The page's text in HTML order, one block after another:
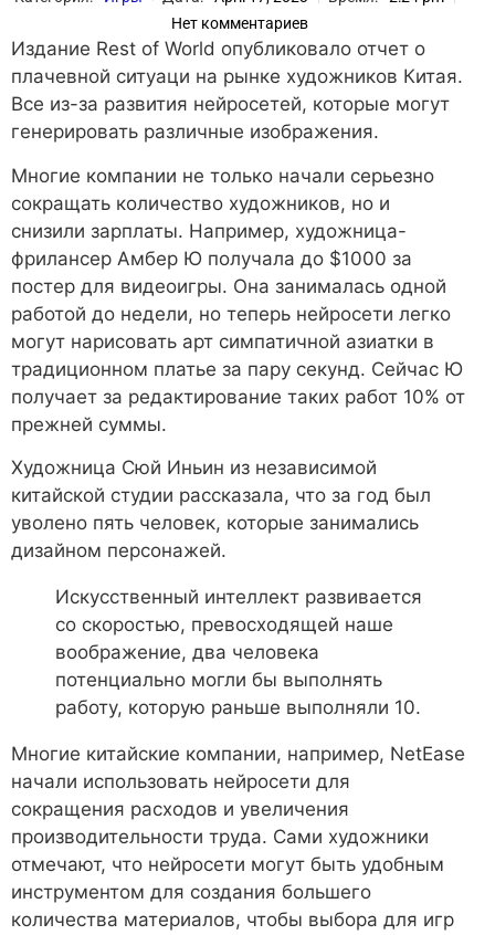
Нет комментариев
Издание Rest of World опубликовало отчет о
плачевной ситуаци на рынке художников Китая.
Все из-за развития нейросетей, которые могут
генерировать различные изображения.
Многие компании не только начали серьезно
сокращать количество художников, но и
снизили зарплаты. Например, художница-
фрилансер Амбер Ю получала до $1000 за
постер для видеоигры. Она занималась одной
работой до недели, но теперь нейросети легко
могут нарисовать арт симпатичной азиатки в
традиционном платье за пару секунд. Сейчас Ю
получает за редактирование таких работ 10% от
прежней суммы.
Художница Сюй Иньин из независимой
китайской студии рассказала, что за год был
уволено пять человек, которые занимались
дизайном персонажей.
Искусственный интеллект развивается
со скоростью, превосходящей наше
воображение, два человека
потенциально могли бы выполнять
работу, которую раньше выполняли 10.
Многие китайские компании, например, NetEase
начали использовать нейросети для
сокращения расходов и увеличения
производительности труда. Сами художники
отмечают, что нейросети могут быть удобным
инструментом для создания большего
количества материалов, чтобы выбора для игр